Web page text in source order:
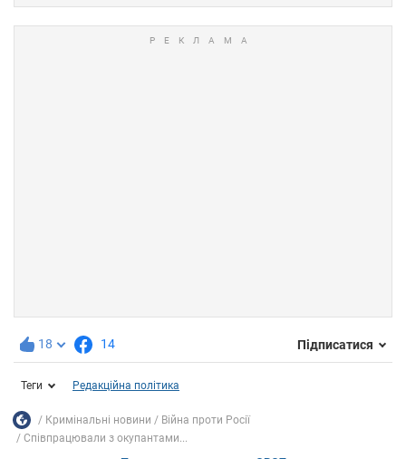
18 14 Підписатися
Теги Редакційна політика
Кримінальні новини
Війна проти Росії
Співпрацювали з окупантами...